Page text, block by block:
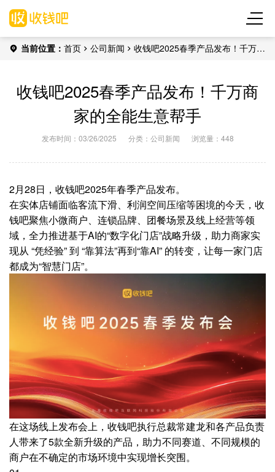
当前位置： 首页 公司新闻
收钱吧2025春季产品发布！千万商
收钱吧2025春季产品发布！千万商
家的全能生意帮手
发布时间：03/26/2025 分类： 公司新闻 浏览量：448
2月28日，收钱吧2025年春季产品发布。
在实体店铺面临客流下滑、利润空间压缩等困境的今天，收
钱吧聚焦小微商户、连锁品牌、团餐场景及线上经营等领
域，全力推进基于AI的“数字化门店”战略升级，助力商家实
现从 “凭经验” 到 “靠算法”再到“靠AI” 的转变，让每一家门店
都成为“智慧门店”。
在这场线上发布会上，收钱吧执行总裁常建龙和各产品负责
人带来了5款全新升级的产品，助力不同赛道、不同规模的
商户在不确定的市场环境中实现增长突围。